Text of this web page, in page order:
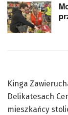
Kinga
Delikatesach
mieszkańcy